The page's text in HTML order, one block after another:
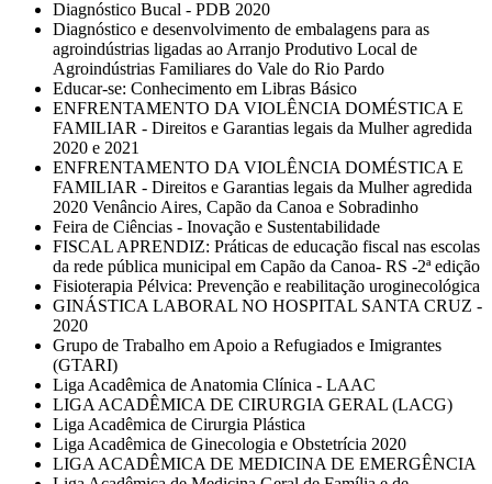
Diagnóstico Bucal - PDB 2020
Diagnóstico e desenvolvimento de embalagens para as
agroindústrias ligadas ao Arranjo Produtivo Local de
Agroindústrias Familiares do Vale do Rio Pardo
Educar-se: Conhecimento em Libras Básico
ENFRENTAMENTO DA VIOLÊNCIA DOMÉSTICA E
FAMILIAR - Direitos e Garantias legais da Mulher agredida
2020 e 2021
ENFRENTAMENTO DA VIOLÊNCIA DOMÉSTICA E
FAMILIAR - Direitos e Garantias legais da Mulher agredida
2020 Venâncio Aires, Capão da Canoa e Sobradinho
Feira de Ciências - Inovação e Sustentabilidade
FISCAL APRENDIZ: Práticas de educação fiscal nas escolas
da rede pública municipal em Capão da Canoa- RS -2ª edição
Fisioterapia Pélvica: Prevenção e reabilitação uroginecológica
GINÁSTICA LABORAL NO HOSPITAL SANTA CRUZ -
2020
Grupo de Trabalho em Apoio a Refugiados e Imigrantes
(GTARI)
Liga Acadêmica de Anatomia Clínica - LAAC
LIGA ACADÊMICA DE CIRURGIA GERAL (LACG)
Liga Acadêmica de Cirurgia Plástica
Liga Acadêmica de Ginecologia e Obstetrícia 2020
LIGA ACADÊMICA DE MEDICINA DE EMERGÊNCIA